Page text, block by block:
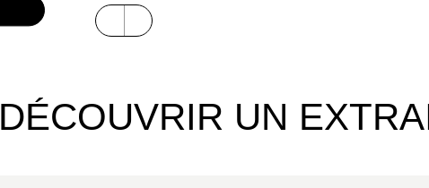
DÉCOUVRIR UN